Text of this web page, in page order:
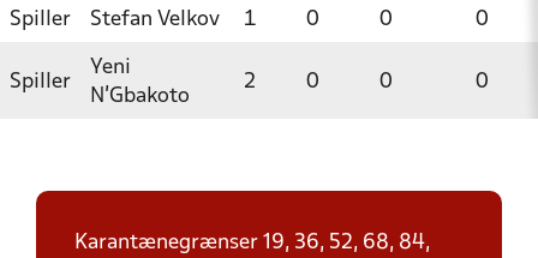
Spiller Stefan Velkov 1 0 0 0
Spiller
Yeni
N'Gbakoto
2 0 0 0
Karantænegrænser 19, 36, 52, 68, 84,